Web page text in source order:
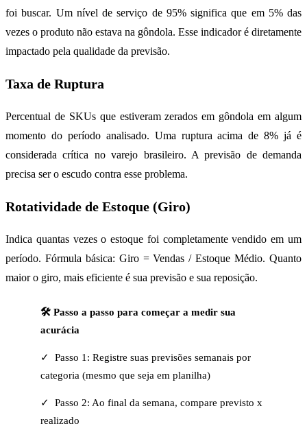
foi buscar. Um nível de serviço de 95% significa que em 5% das
vezes o produto não estava na gôndola. Esse indicador é diretamente
impactado pela qualidade da previsão.
Taxa de Ruptura
Percentual de SKUs que estiveram zerados em gôndola em algum
momento do período analisado. Uma ruptura acima de 8% já é
considerada crítica no varejo brasileiro. A previsão de demanda
precisa ser o escudo contra esse problema.
Rotatividade de Estoque (Giro)
Indica quantas vezes o estoque foi completamente vendido em um
período. Fórmula básica: Giro = Vendas / Estoque Médio. Quanto
maior o giro, mais eficiente é sua previsão e sua reposição.
🛠️ Passo a passo para começar a medir sua
acurácia
✓ Passo 1: Registre suas previsões semanais por
categoria (mesmo que seja em planilha)
✓ Passo 2: Ao final da semana, compare previsto x
realizado